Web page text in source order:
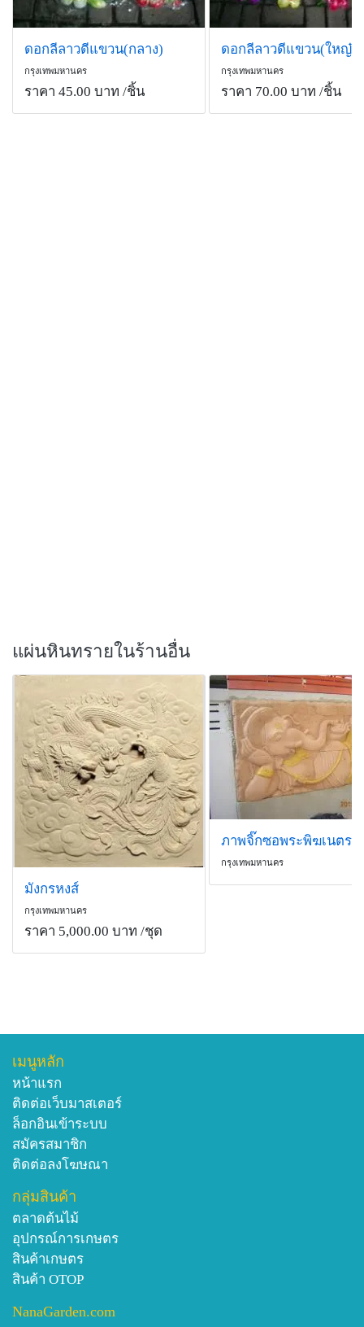
ดอกลีลาวดีแขวน(กลาง)
กรุงเทพมหานคร
ราคา 45.00 บาท /ชิ้น
ดอกลีลาวดีแขวน(ใหญ๋)
กรุงเทพมหานคร
ราคา 70.00 บาท /ชิ้น
แผ่นหินทรายในร้านอื่น
มังกรหงส์
กรุงเทพมหานคร
ราคา 5,000.00 บาท /ชุด
กรุงเทพมหานคร
เมนูหลัก
หน้าแรก
ติดต่อเว็บมาสเตอร์
ล็อกอินเข้าระบบ
สมัครสมาชิก
ติดต่อลงโฆษณา
กลุ่มสินค้า
ตลาดต้นไม้
อุปกรณ์การเกษตร
สินค้าเกษตร
สินค้า OTOP
NanaGarden.com